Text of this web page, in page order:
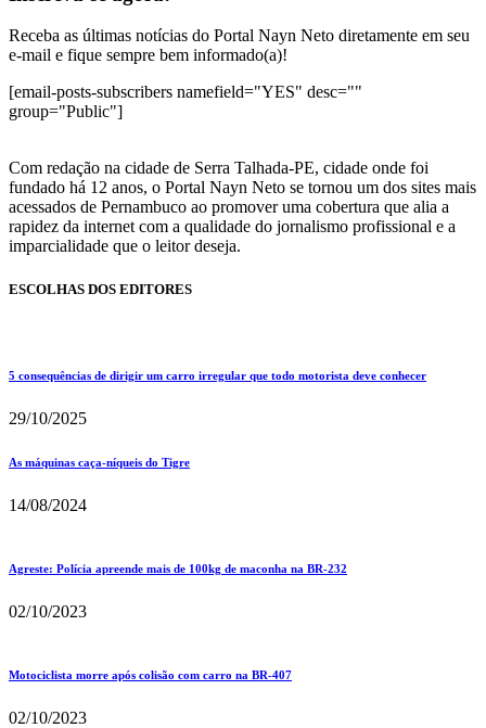
Receba as últimas notícias do Portal Nayn Neto diretamente em seu
e-mail e fique sempre bem informado(a)!
[email-posts-subscribers namefield="YES" desc=""
group="Public"]
Com redação na cidade de Serra Talhada-PE, cidade onde foi
fundado há 12 anos, o Portal Nayn Neto se tornou um dos sites mais
acessados de Pernambuco ao promover uma cobertura que alia a
rapidez da internet com a qualidade do jornalismo profissional e a
imparcialidade que o leitor deseja.
ESCOLHAS DOS EDITORES
5 consequências de dirigir um carro irregular que todo motorista deve conhecer
29/10/2025
As máquinas caça-níqueis do Tigre
14/08/2024
Agreste: Polícia apreende mais de 100kg de maconha na BR-232
02/10/2023
Motociclista morre após colisão com carro na BR-407
02/10/2023